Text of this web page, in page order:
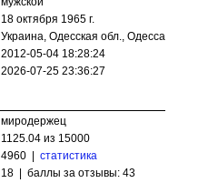
18 октября 1965 г.
Украина, Одесская обл., Одесса
2012-05-04 18:28:24
2026-07-25 23:36:27
миродержец
1125.04 из 15000
4960 | статистика
18 | баллы за отзывы: 43